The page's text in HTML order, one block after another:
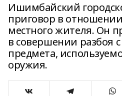
Ишимбайский
приговор в
местного жителя. Он
в совершении разбоя
предмета,
оружия.